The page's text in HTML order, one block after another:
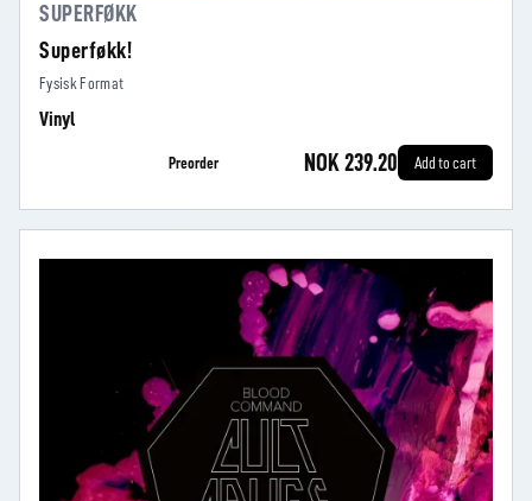
SUPERFØKK
Superføkk!
Fysisk Format
Vinyl
Preorder NOK 239.20 Add to cart